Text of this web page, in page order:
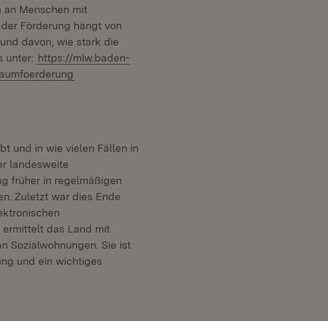
Menschen mit
Förderung hängt von
davon, wie stark die
unter: https://mlw.baden-
und in wie vielen Fällen in
landesweite
früher in regelmäßigen
Zuletzt war dies Ende
das Land mit
Sozialwohnungen. Sie ist
und ein wichtiges